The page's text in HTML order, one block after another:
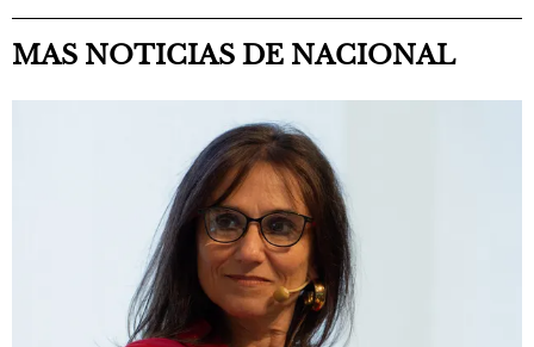
MAS NOTICIAS DE NACIONAL